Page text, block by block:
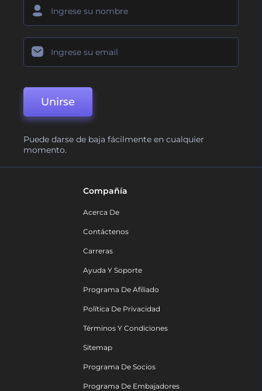
Unirse
Puede darse de baja fácilmente en cualquier
momento.
Compañía
Acerca De
Contáctenos
Carreras
Ayuda Y Soporte
Programa De Afiliado
Política De Privacidad
Términos Y Condiciones
Sitemap
Programa De Socios
Programa De Embajadores